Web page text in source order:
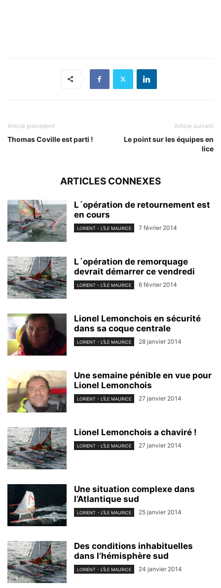
Article précédent
Thomas Coville est parti !
Article suivant
Le point sur les équipes en
lice
ARTICLES CONNEXES
L´opération de retournement est
en cours
LORIENT - L'ÎLE MAURICE 7 février 2014
L´opération de remorquage
devrait démarrer ce vendredi
LORIENT - L'ÎLE MAURICE 6 février 2014
Lionel Lemonchois en sécurité
dans sa coque centrale
LORIENT - L'ÎLE MAURICE 28 janvier 2014
Une semaine pénible en vue pour
Lionel Lemonchois
LORIENT - L'ÎLE MAURICE 27 janvier 2014
Lionel Lemonchois a chaviré !
LORIENT - L'ÎLE MAURICE 27 janvier 2014
Une situation complexe dans
l’Atlantique sud
LORIENT - L'ÎLE MAURICE 25 janvier 2014
Des conditions inhabituelles
dans l’hémisphère sud
LORIENT - L'ÎLE MAURICE 24 janvier 2014